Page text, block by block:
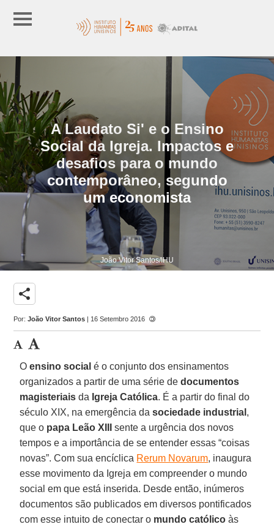
A Laudato Si' e o Ensino
Social da Igreja. Impactos e
desafios para o mundo
contemporâneo, segundo
um economista
João Vitor Santos/IHU
share
Por:João Vitor Santos | 16 Setembro 2016
Oensino social é o conjunto dos ensinamentos
organizados a partir de uma série dedocumentos
magisteriais da Igreja Católica. É a partir do final do
século XIX, na emergência dasociedade industrial ,
que o papa Leão XIII
sente a urgência dos novos
tempos e a importância de se entender essas “coisas
novas”. Com sua encíclica Rerum Novarum, inaugura
esse movimento da Igreja em compreender o mundo
social em que está inserida. Desde então, inúmeros
documentos são publicados em diversos pontificados
com esse intuito de conectar o mundo católico às